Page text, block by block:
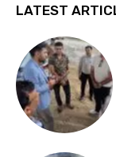
LATEST